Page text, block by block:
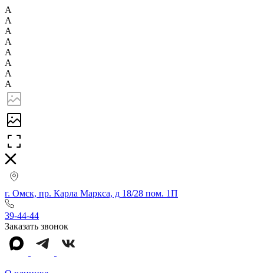
А
А
А
А
А
А
А
А
г. Омск, пр. Карла Маркса, д 18/28 пом. 1П
39-44-44
Заказать звонок